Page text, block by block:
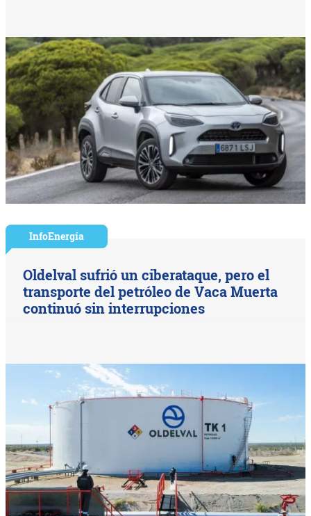
InfoEnergía
Oldelval sufrió un ciberataque, pero el
transporte del petróleo de Vaca Muerta
continuó sin interrupciones